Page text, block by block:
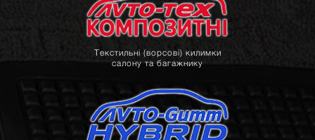
Текстильні (ворсові) килимки
салону та багажнику